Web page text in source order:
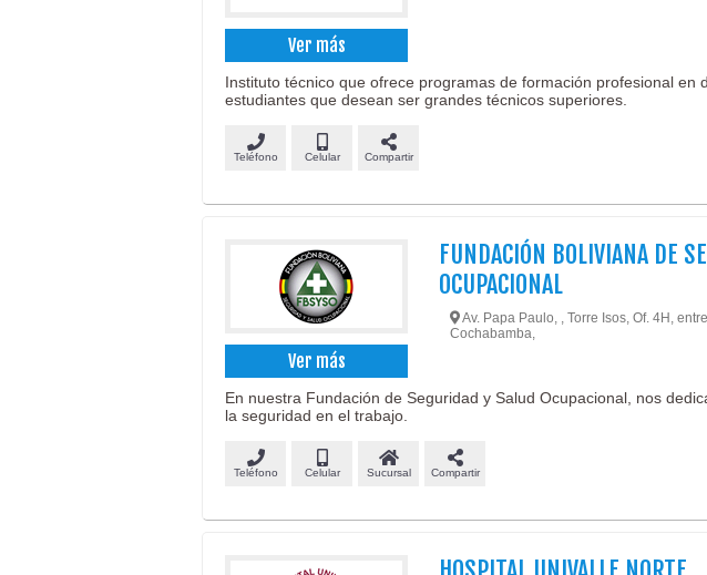
Ver más
Instituto técnico que ofrece programas de formación profesional en
estudiantes que desean ser grandes técnicos superiores.
Teléfono Celular Compartir
Ver más
FUNDACIÓN BOLIVIANA DE
OCUPACIONAL
Av. Papa Paulo, , Torre Isos, Of. 4H,
Cochabamba,
En nuestra Fundación de Seguridad y Salud Ocupacional, nos
la seguridad en el trabajo.
Teléfono Celular Sucursal Compartir